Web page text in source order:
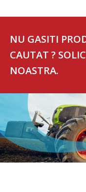
NU GASITI
CAUTAT ?
NOASTRA.